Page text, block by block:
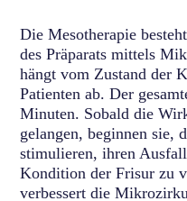
Die Mesotherapie
des Präparats mittels
hängt vom Zustand der
Patienten ab. Der
Minuten. Sobald die
gelangen, beginnen sie,
stimulieren, ihren
Kondition der Frisur zu
verbessert die